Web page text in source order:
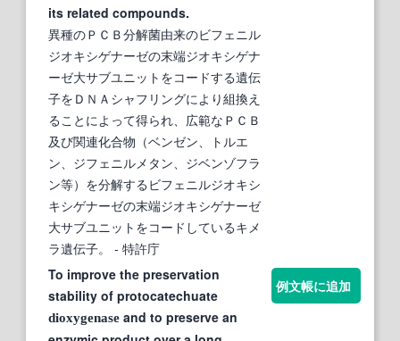
its related compounds.
異種のＰＣＢ分解菌由来のビフェニル
ジオキシゲナーゼの末端ジオキシゲナ
ーゼ大サブユニットをコードする遺伝
子をＤＮＡシャフリングにより組換え
ることによって得られ、広範なＰＣＢ
及び関連化合物（ベンゼン、トルエ
ン、ジフェニルメタン、ジベンゾフラ
ン等）を分解するビフェニルジオキシ
キシゲナーゼの末端ジオキシゲナーゼ
大サブユニットをコードしているキメ
ラ遺伝子。
- 特許庁
To improve the preservation
stability of protocatechuate
dioxygenase and to preserve an
例文帳に追加